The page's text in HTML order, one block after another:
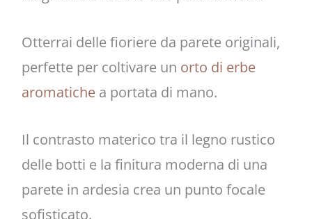
Otterrai delle fioriere da parete originali,
perfette per coltivare un orto di erbe
aromatichea portata di mano.
Il contrasto materico tra il legno rustico
delle botti e la finitura moderna di una
parete in ardesia crea un punto focale
sofisticato.